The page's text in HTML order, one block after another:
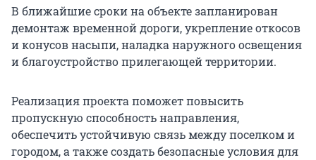
В ближайшие сроки на объекте запланирован
демонтаж временной дороги, укрепление откосов
и конусов насыпи, наладка наружного освещения
и благоустройство прилегающей территории.
Реализация проекта поможет повысить
пропускную способность направления,
обеспечить устойчивую связь между поселком и
городом, а также создать безопасные условия для